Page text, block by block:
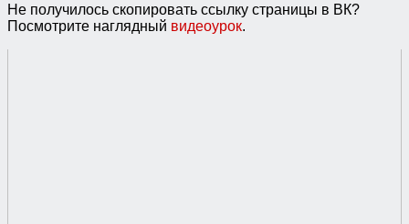
Не получилось скопировать ссылку страницы в ВК?
Посмотрите наглядный видеоурок.